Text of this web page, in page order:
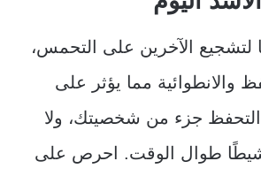
لتشجيع الآخرين على التحمس،
والانطوائية مما يؤثر على
جزء من شخصيتك، ولا
طوال الوقت. احرص على